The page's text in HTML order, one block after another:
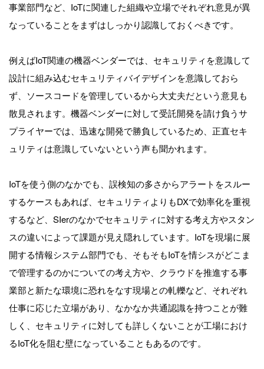
事業部門など、IoTに関連した組織や立場でそれぞれ意見が異
なっていることをまずはしっかり認識しておくべきです。
例えばIoT関連の機器ベンダーでは、セキュリティを意識して
設計に組み込むセキュリティバイデザインを意識しておら
ず、ソースコードを管理しているから大丈夫だという意見も
散見されます。機器ベンダーに対して受託開発を請け負うサ
プライヤーでは、迅速な開発で勝負しているため、正直セキ
ュリティは意識していないという声も聞かれます。
IoTを使う側のなかでも、誤検知の多さからアラートをスルー
するケースもあれば、セキュリティよりもDXで効率化を重視
するなど、SIerのなかでセキュリティに対する考え方やスタン
スの違いによって課題が見え隠れしています。IoTを現場に展
開する情報システム部門でも、そもそもIoTを情シスがどこま
で管理するのかについての考え方や、クラウドを推進する事
業部と新たな環境に恐れをなす現場との軋轢など、それぞれ
仕事に応じた立場があり、なかなか共通認識を持つことが難
しく、セキュリティに対しても詳しくないことが工場におけ
るIoT化を阻む壁になっていることもあるのです。